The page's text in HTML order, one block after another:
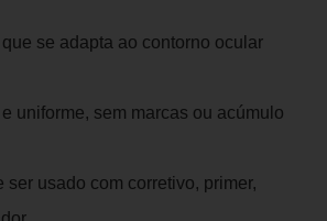
se adapta ao contorno ocular
uniforme, sem marcas ou acúmulo
ser usado com corretivo, primer,